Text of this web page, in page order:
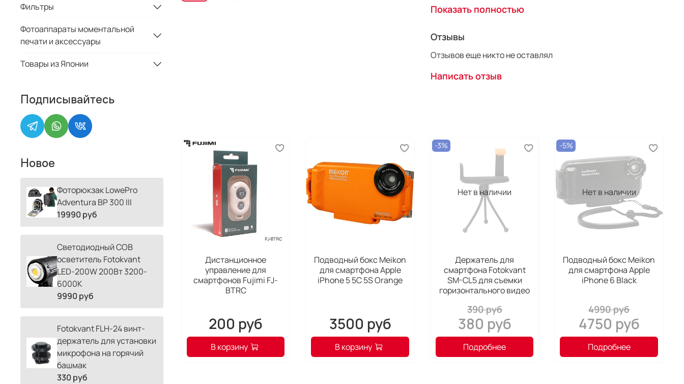
Держатель имеет вращающуюся на 360 градусов
состоянии длина составляет всего 6,8 см.
Изготовлен из высококачественного пластика. Цвет
Показать полностью
Отзывы
Отзывов еще никто не оставлял
Написать отзыв
Дистанционное
управление для
смартфонов Fujimi FJ-
BTRC
200 руб
В корзину
Подводный бокс Meikon
для смартфона Apple
iPhone 5 5C 5S Orange
3500 руб
В корзину
Нет в наличии
-3%
Держатель для
смартфона Fotokvant
SM-CL5 для съемки
горизонтального видео
390 руб
380 руб
Подробнее
Нет в наличии
-5%
Подводный бокс Meikon
для смартфона Apple
iPhone 6 Black
4990 руб
4750 руб
Подробнее
Фильтры
Фотоаппараты моментальной
печати и аксессуары
Товары из Японии
Подписывайтесь
Новое
Фоторюкзак LowePro
Adventura BP 300 III
19990 руб
Светодиодный COB
осветитель Fotokvant
LED-200W 200Вт 3200-
6000К
9990 руб
Fotokvant FLH-24 винт-
держатель для установки
микрофона на горячий
башмак
330 руб